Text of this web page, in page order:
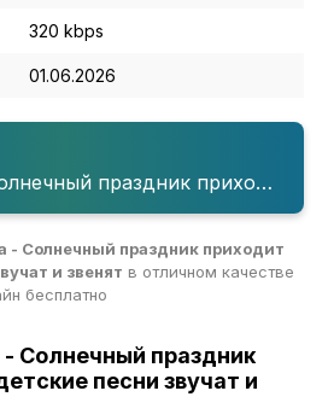
320 kbps
01.06.2026
Лариса - Солнечный праздник приходит опять детские песни звучат и звенят
- Солнечный праздник приходит
и звенят в отличном качестве
бесплатно
Солнечный праздник
песни звучат и